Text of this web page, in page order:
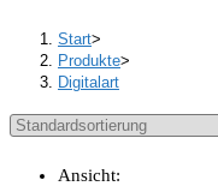
Start>
Produkte>
Digitalart
Ansicht: